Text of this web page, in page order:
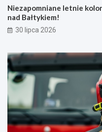
Niezapomniane letnie
nad Bałtykiem!
30 lipca 2026